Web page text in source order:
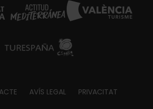
AVÍS LEGAL PRIVACITAT